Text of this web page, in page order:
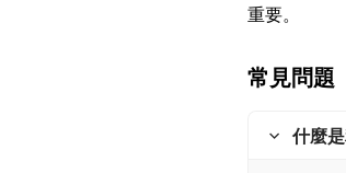
常見問題
什麼